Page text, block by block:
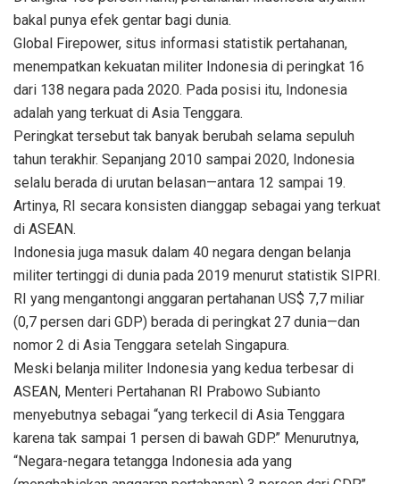
bakal punya efek gentar bagi dunia.
Global Firepower, situs informasi statistik pertahanan,
menempatkan kekuatan militer Indonesia di peringkat 16
dari 138 negara pada 2020. Pada posisi itu, Indonesia
adalah yang terkuat di Asia Tenggara.
Peringkat tersebut tak banyak berubah selama sepuluh
tahun terakhir. Sepanjang 2010 sampai 2020, Indonesia
selalu berada di urutan belasan—antara 12 sampai 19.
Artinya, RI secara konsisten dianggap sebagai yang terkuat
di ASEAN.
Indonesia juga masuk dalam 40 negara dengan belanja
militer tertinggi di dunia pada 2019 menurut statistik SIPRI.
RI yang mengantongi anggaran pertahanan US$ 7,7 miliar
(0,7 persen dari GDP) berada di peringkat 27 dunia—dan
nomor 2 di Asia Tenggara setelah Singapura.
Meski belanja militer Indonesia yang kedua terbesar di
ASEAN, Menteri Pertahanan RI Prabowo Subianto
menyebutnya sebagai “yang terkecil di Asia Tenggara
karena tak sampai 1 persen di bawah GDP.” Menurutnya,
“Negara-negara tetangga Indonesia ada yang